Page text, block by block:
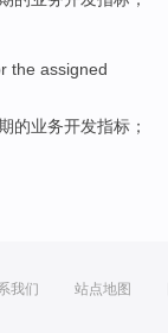
the assigned
的业务开发指标；
我们 站点地图